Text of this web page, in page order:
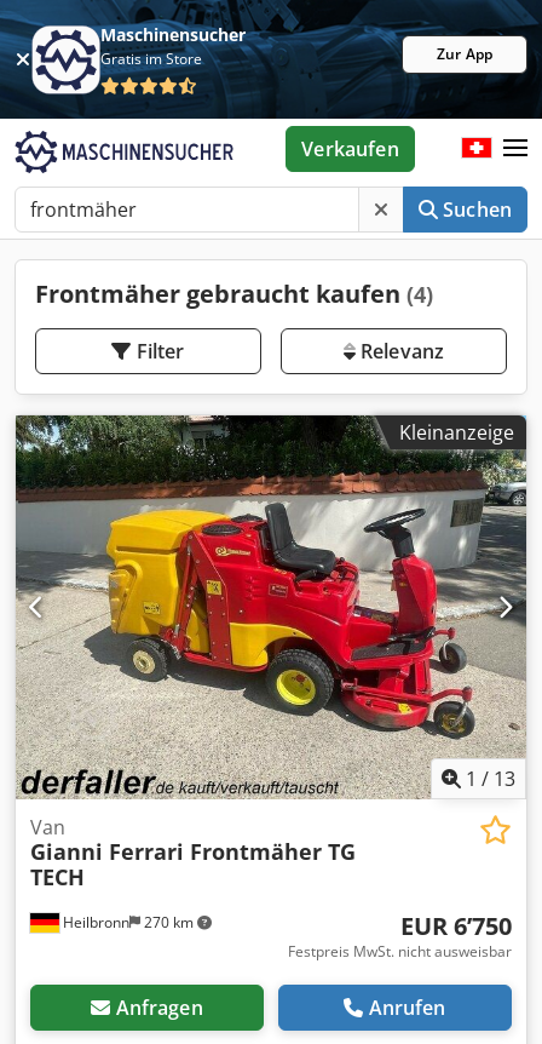
Maschinensucher
Gratis im Store Zur App
Suchen
Verkaufen
Frontmäher gebraucht kaufen (4)
Filter Relevanz
Kleinanzeige
1 / 13
Heilbronn 270 km
Van
Gianni Ferrari Frontmäher TG
TECH
EUR 6’750
Festpreis MwSt. nicht ausweisbar
Anfragen Anrufen